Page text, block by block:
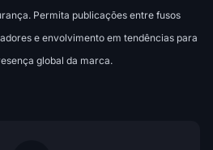
Permita publicações entre fusos
e envolvimento em tendências para
global da marca.